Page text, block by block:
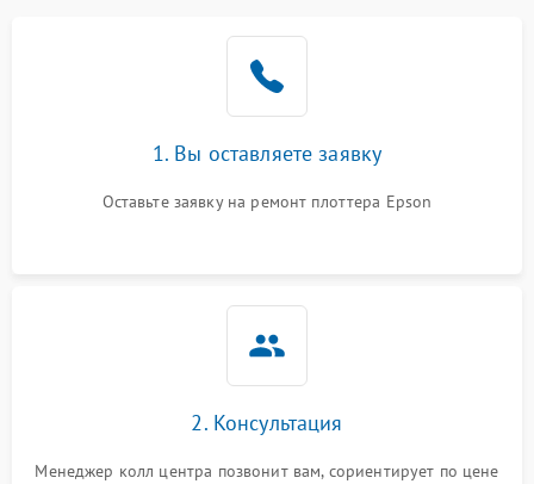
1. Вы оставляете заявку
Оставьте заявку на ремонт плоттера Epson
2. Консультация
Менеджер колл центра позвонит вам, сориентирует по цене